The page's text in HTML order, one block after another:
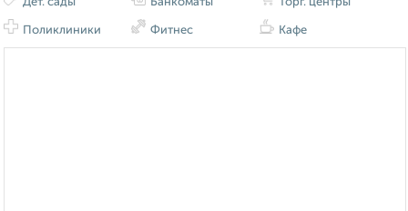
Дет. сады
Поликлиники
Банкоматы
Фитнес
Торг. центры
Кафе